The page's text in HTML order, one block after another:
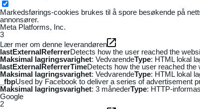
Markedsførings-cookies brukes til å spore besøkende på
annonsører.
Meta Platforms, Inc.
3
Lær mer om denne leverandøren
lastExternalReferrerDetects how the user reached the
Maksimal lagringsvarighet: VedvarendeType: HTML lokal
lastExternalReferrerTimeDetects how the user reached
Maksimal lagringsvarighet: VedvarendeType: HTML lokal
_fbpUsed by Facebook to deliver a series of advertisement
Maksimal lagringsvarighet: 3 månederType: HTTP-
Google
2